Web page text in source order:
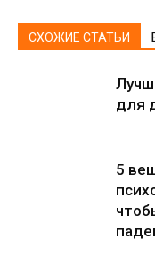
СХОЖИЕ СТАТЬИ
для
5